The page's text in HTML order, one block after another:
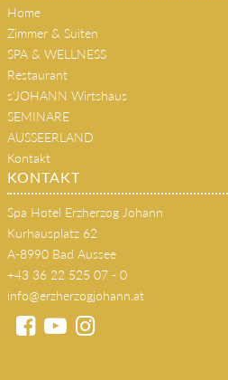
Home
Zimmer & Suiten
SPA & WELLNESS
Restaurant
s'JOHANN Wirtshaus
SEMINARE
AUSSEERLAND
Kontakt
KONTAKT
Spa Hotel Erzherzog Johann
Kurhausplatz 62
A-8990 Bad Aussee
+43 36 22 525 07 - 0
info@erzherzogjohann.at